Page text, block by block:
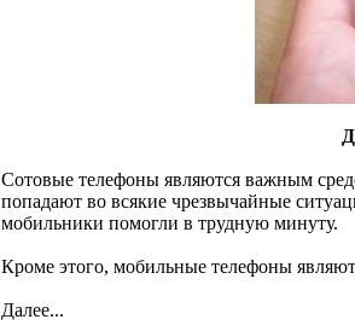
Сотовые телефоны являются важным
попадают во всякие чрезвычайные
мобильники помогли в трудную минуту.
Кроме этого, мобильные телефоны
Далее...